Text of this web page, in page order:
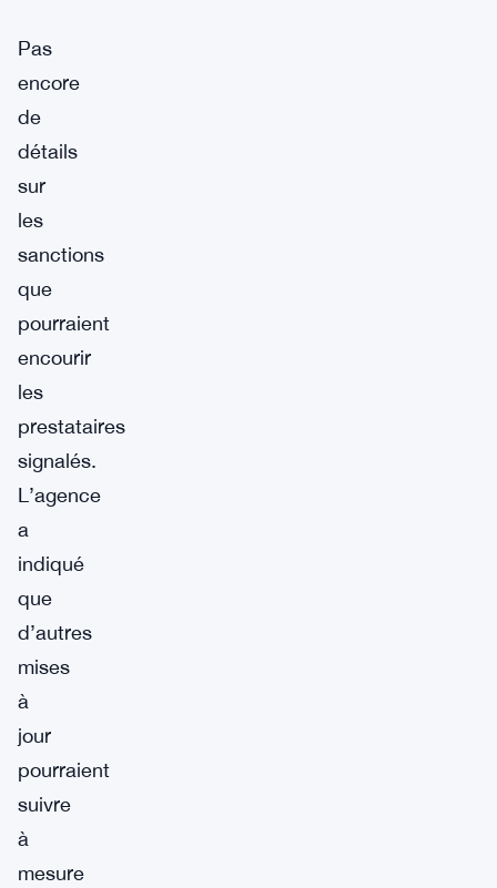
Pas
encore
de
détails
sur
les
sanctions
que
pourraient
encourir
les
prestataires
signalés.
L’agence
a
indiqué
que
d’autres
mises
à
jour
pourraient
suivre
à
mesure